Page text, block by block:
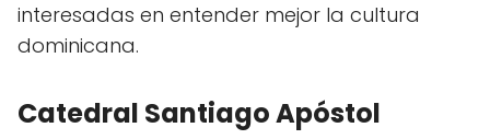
interesadas en entender mejor la cultura
dominicana.
Catedral Santiago Apóstol